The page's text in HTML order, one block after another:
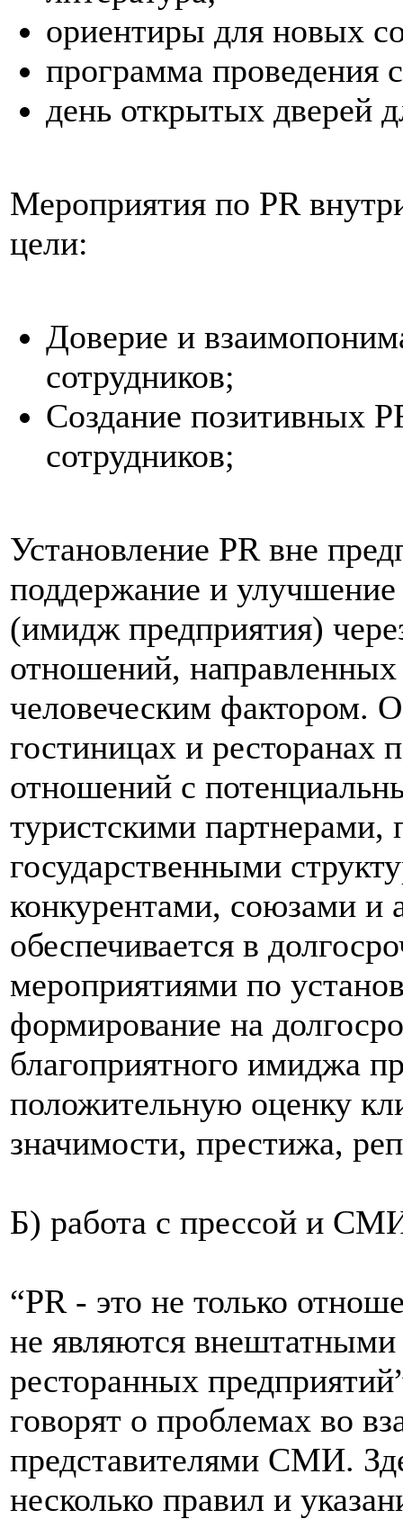
ориентиры для новых
программа проведения
день открытых дверей
Мероприятия по PR
цели:
Доверие и
сотрудников;
Создание позитивных
сотрудников;
Установление PR вне
поддержание и улучшение
(имидж предприятия)
отношений,
человеческим фактором.
гостиницах и ресторанах
отношений с
туристскими партнерами,
государственными
конкурентами, союзами и
обеспечивается в
мероприятиями по
формирование на
благоприятного имиджа
положительную оценку
значимости, престижа,
Б) работа с прессой и
“PR - это не только
не являются
ресторанных
говорят о проблемах во
представителями СМИ.
несколько правил и